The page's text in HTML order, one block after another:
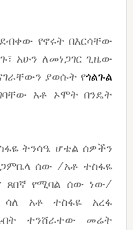
የኖሩት በእርሳቸው
አሁን ለመነጋገር ጊዜው
ያወሱት የጎልጉል
አቶ ኦሞት በንዴት
ትንሳዔ ሆቴል ሰዎችን
ሰው /አቶ ተስፋዬ
ጸበኛ የሚባል ሰው ነው/
አቶ ተስፋዬ አረፋ
ተንሸራተው መሬት